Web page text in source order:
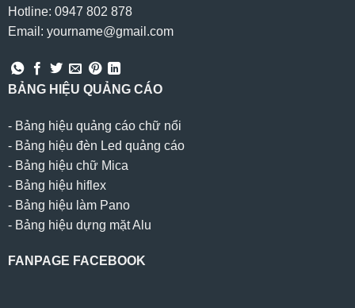
Hotline: 0947 802 878
Email: yourname@gmail.com
BẢNG HIỆU QUẢNG CÁO
- Bảng hiệu quảng cáo chữ nổi
- Bảng hiệu đèn Led quảng cáo
- Bảng hiệu chữ Mica
- Bảng hiệu hiflex
- Bảng hiệu làm Pano
- Bảng hiệu dựng mặt Alu
FANPAGE FACEBOOK